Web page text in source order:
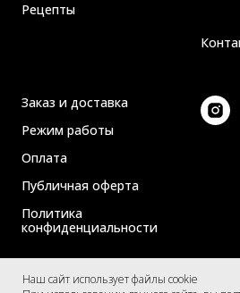
Наш сайт использует файлы cookie
Рецепты
Заказ и доставка
Режим работы
Оплата
Публичная оферта
Политика
конфиденциальности